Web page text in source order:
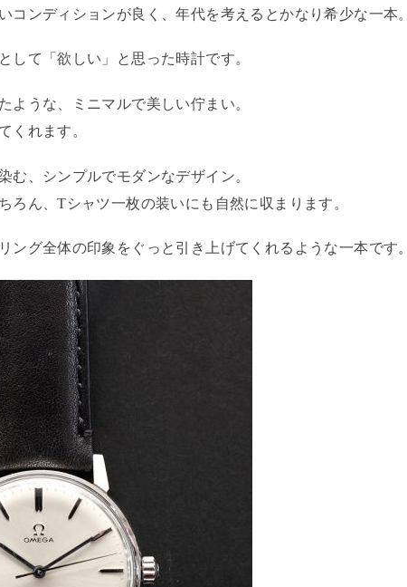
コンディションが良く、年代を考えるとかなり希少な一本。
して「欲しい」と思った時計です。
ような、ミニマルで美しい佇まい。
くれます。
む、シンプルでモダンなデザイン。
ろん、Tシャツ一枚の装いにも自然に収まります。
ング全体の印象をぐっと引き上げてくれるような一本です。